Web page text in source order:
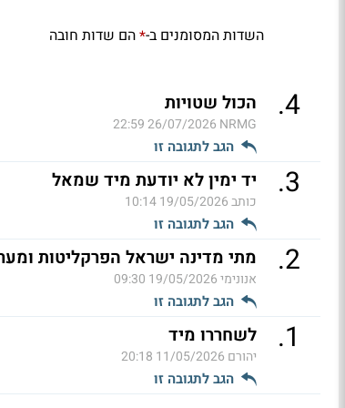
השדות המסומנים ב-*הם שדות חובה
4
. הכול שטויות
NRMG
26/07/2026 22:59
הגב לתגובה זו
3
. יד ימין לא יודעת מיד שמאל
כותב19/05/2026 10:14
הגב לתגובה זו
2
. מתי מדינה ישראל הפרקליטות
אנונימי19/05/2026 09:30
הגב לתגובה זו
1
. לשחררו מיד
יהורם 11/05/2026 20:18
הגב לתגובה זו